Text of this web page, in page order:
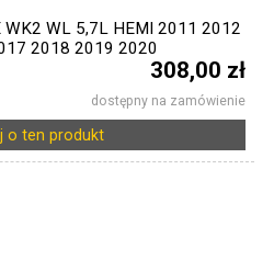
WK2 WL 5,7L HEMI 2011 2012
2018 2019 2020
308,00 zł
dostępny na zamówienie
o ten produkt